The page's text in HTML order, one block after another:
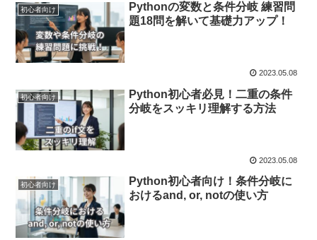
初心者向け
Pythonの変数と条件分岐 練習問
題18問を解いて基礎力アップ！
2023.05.08
初心者向け
Python初心者必見！二重の条件
分岐をスッキリ理解する方法
2023.05.08
初心者向け
Python初心者向け！条件分岐に
おけるand, or, notの使い方